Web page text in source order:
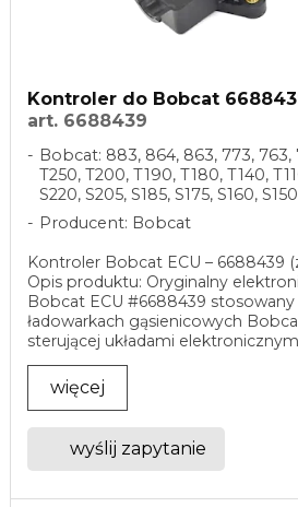
Kontroler do Bobcat
art. 6688439
Bobcat: 883, 864, 863, 773, 763,
T250, T200, T190, T180, T140,
S220, S205, S185, S175, S160,
Producent: Bobcat
Kontroler Bobcat ECU – 6688439
Opis produktu: Oryginalny
Bobcat ECU #6688439 stosowany
ładowarkach gąsienicowych
sterującej układami
więcej
wyślij zapytanie